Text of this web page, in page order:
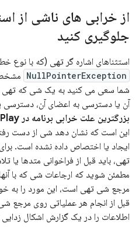
از خرابی های ناشی از
جلوگیری کنید
استثناهای اشاره گر تهی (که با نوع
NullPointerException
شما سعی می کنید به یک شی که تهی
آن یا دسترسی به اعضای آن، دسترسی
بزرگترین علت خرابی برنامه در Google Play هستند.
این است که نشان دهد شی از دست
ایجاد یا اختصاص داده نشده است.
تهی، باید قبل از فراخوانی متدها یا
مطمئن شوید که ارجاعات شی که با
مرجع شی تهی است، این مورد را به
قبل از انجام هر عملیاتی روی مرجع
اطلاعات را در یک گزارش اشکال